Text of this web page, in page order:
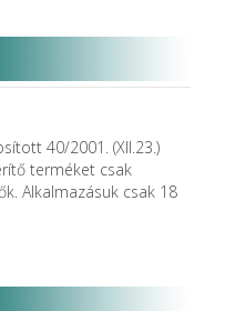
40/2001. (XII.23.)
terméket csak
Alkalmazásuk csak 18